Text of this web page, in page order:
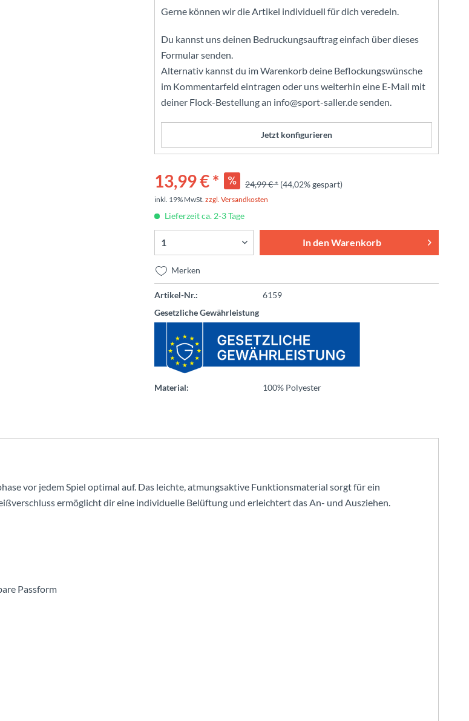
Gerne können wir die Artikel individuell für dich veredeln.
Du kannst uns deinen Bedruckungsauftrag einfach über dieses
Formular senden.
Alternativ kannst du im Warenkorb deine Beflockungswünsche
im Kommentarfeld eintragen oder uns weiterhin eine E-Mail mit
deiner Flock-Bestellung an info@sport-saller.de senden.
Jetzt konfigurieren
13,99 € * 24,99 € * (44,02% gespart)
inkl. 19% MwSt. zzgl. Versandkosten
Lieferzeit ca. 2-3 Tage
In denWarenkorb
Merken
Artikel-Nr.:
6159
Gesetzliche Gewährleistung
Material: 100% Polyester
vor jedem Spiel optimal auf. Das leichte, atmungsaktive Funktionsmaterial sorgt für ein
ermöglicht dir eine individuelle Belüftung und erleichtert das An- und Ausziehen.
Passform